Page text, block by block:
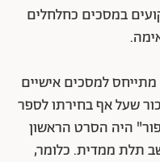
במסכים כחלחלים
של סיפור 5" אינו מתייחס למסכים אישיים
שעל אף בחירתו לספר
היה הסרט הראשון
תלת ממדית. כלומר,